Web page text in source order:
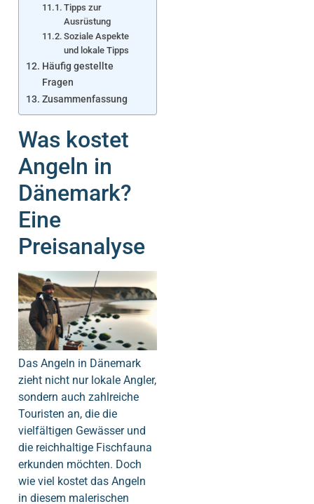
Tipps zur
Ausrüstung
Soziale Aspekte
und lokale Tipps
Häufig gestellte
Fragen
Zusammenfassung
Was kostet
Angeln in
Dänemark?
Eine
Preisanalyse
Das Angeln in Dänemark
zieht nicht nur lokale Angler,
sondern auch zahlreiche
Touristen an, die die
vielfältigen Gewässer und
die reichhaltige Fischfauna
erkunden möchten. Doch
wie viel kostet das Angeln
in diesem malerischen